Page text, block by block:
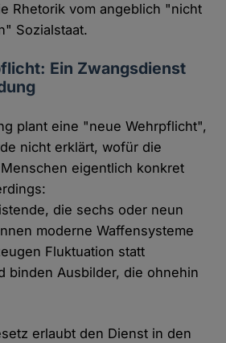
Rhetorik vom angeblich "nicht
Sozialstaat.
Ein Zwangsdienst
plant eine "neue Wehrpflicht",
nicht erklärt, wofür die
eigentlich konkret
die sechs oder neun
moderne Waffensysteme
Fluktuation statt
binden Ausbilder, die ohnehin
erlaubt den Dienst in den